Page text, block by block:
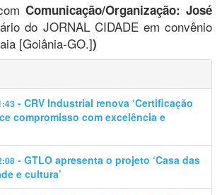
Comunicação/Organização: José
do JORNAL CIDADE em convênio
[Goiânia-GO.])
- CRV Industrial renova ‘Certificação
compromisso com excelência e
- GTLO apresenta o projeto ‘Casa das
e cultura’